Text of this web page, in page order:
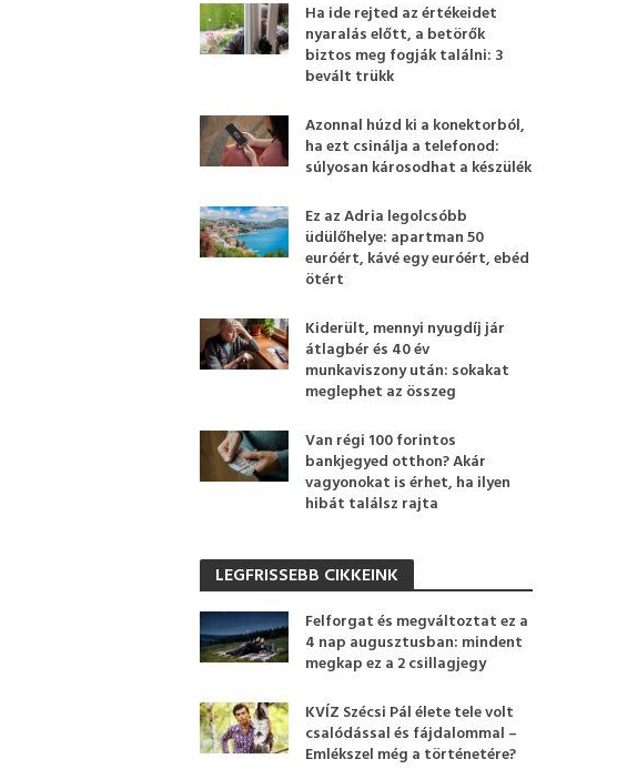
Ha ide rejted az értékeidet
nyaralás előtt, a betörők
biztos meg fogják találni: 3
bevált trükk
Azonnal húzd ki a konektorból,
ha ezt csinálja a telefonod:
súlyosan károsodhat a készülék
Ez az Adria legolcsóbb
üdülőhelye: apartman 50
euróért, kávé egy euróért, ebéd
ötért
Kiderült, mennyi nyugdíj jár
átlagbér és 40 év
munkaviszony után: sokakat
meglephet az összeg
Van régi 100 forintos
bankjegyed otthon? Akár
vagyonokat is érhet, ha ilyen
hibát találsz rajta
LEGFRISSEBB CIKKEINK
Felforgat és megváltoztat ez a
4 nap augusztusban: mindent
megkap ez a 2 csillagjegy
KVÍZ Szécsi Pál élete tele volt
csalódással és fájdalommal –
Emlékszel még a történetére?